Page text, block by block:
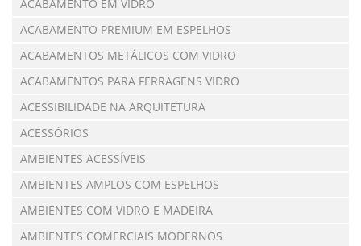
ACABAMENTO EM VIDRO
ACABAMENTO PREMIUM EM ESPELHOS
ACABAMENTOS METÁLICOS COM VIDRO
ACABAMENTOS PARA FERRAGENS VIDRO
ACESSIBILIDADE NA ARQUITETURA
ACESSÓRIOS
AMBIENTES ACESSÍVEIS
AMBIENTES AMPLOS COM ESPELHOS
AMBIENTES COM VIDRO E MADEIRA
AMBIENTES COMERCIAIS MODERNOS